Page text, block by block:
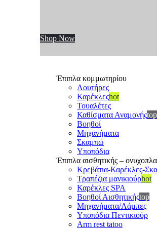
Shop Now
Έπιπλα κομμωτηρίου
Λουτήρες
Καρέκλεςhot
Τουαλέτες
Καθίσματα Αναμονήςtop
Βοηθοί
Μηχανήματα
Σκαμπώ
Υποπόδια
Έπιπλα αισθητικής –
Κρεβάτια-Καρέκλες-
Τραπέζια μανικιούρhot
Καρέκλες SPA
Βοηθοί Αισθητικήςtop
Μηχανήματα/Λάμπες
Υποπόδια Πεντικιούρ
Arm rest tatoo